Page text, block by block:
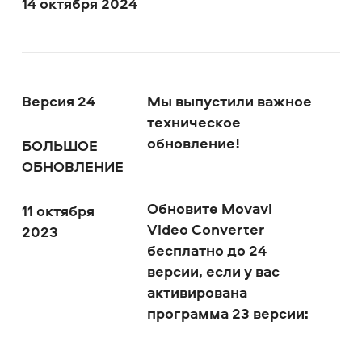
Версия 24
БОЛЬШОЕ
ОБНОВЛЕНИЕ
11 октября
2023
Мы выпустили важное
техническое
обновление!
Обновите Movavi
Video Converter
бесплатно до 24
версии, если у вас
активирована
программа 23 версии: